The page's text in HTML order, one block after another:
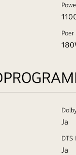
Ja
DTS
Ja